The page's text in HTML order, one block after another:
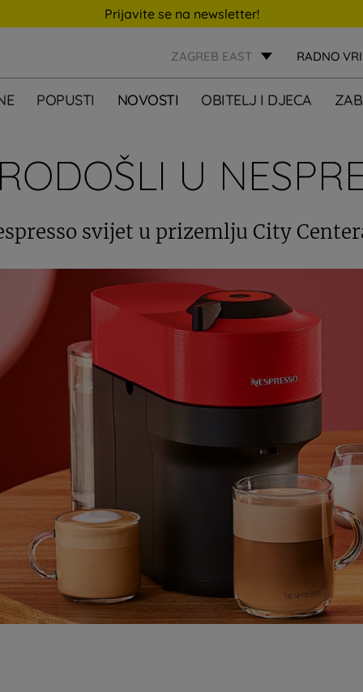
Prijavite se na newsletter!
ZAGREB EAST RADNO
POPUSTI NOVOSTI OBITELJ I DJECA
U
svijet u prizemlju City